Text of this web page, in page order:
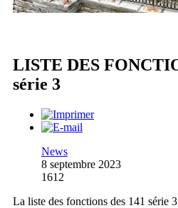
LISTE DES
série 3
News
8 septembre 2023
1612
La liste des fonctions des 141 série